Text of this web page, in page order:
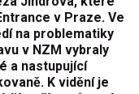
v Praze. Ve
na problematiky
v NZM vybraly
a nastupující
K vidění je